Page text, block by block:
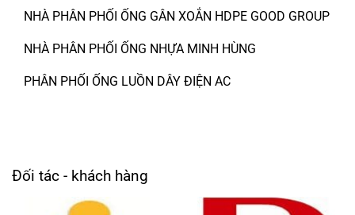
NHÀ PHÂN PHỐI ỐNG GÂN XOẮN HDPE GOOD GROUP
NHÀ PHÂN PHỐI ỐNG NHỰA MINH HÙNG
PHÂN PHỐI ỐNG LUỒN DÂY ĐIỆN AC
Đối tác - khách hàng